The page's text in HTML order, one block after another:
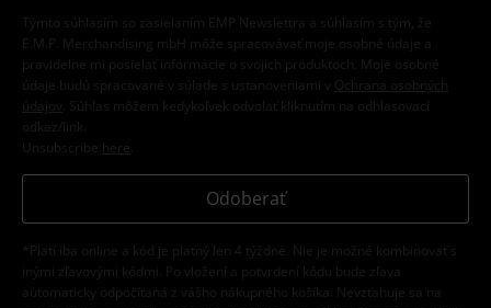
Týmto súhlasím so zasielaním EMP Newslettra a súhlasím s tým, že
E.M.P. Merchandising mbH môže spracovávať moje osobné údaje a
pravidelne mi posielať informácie o svojich produktoch. Moje osobné
údaje budú spracované v súlade s ustanoveniami v
Ochrana osobných
údajov
. Súhlas môžem kedykoľvek odvolať kliknutím na odhlasovací
odkaz/link.
Unsubscribe here
Odoberať
*Platí iba online a kód je platný len 4 týždne. Nie je možné kombinovať s
inými zľavovými kódmi. Po vložení a potvrdení kódu bude zľava
automaticky odpočítaná z vášho nákupného košíka. Nevzťahuje sa na